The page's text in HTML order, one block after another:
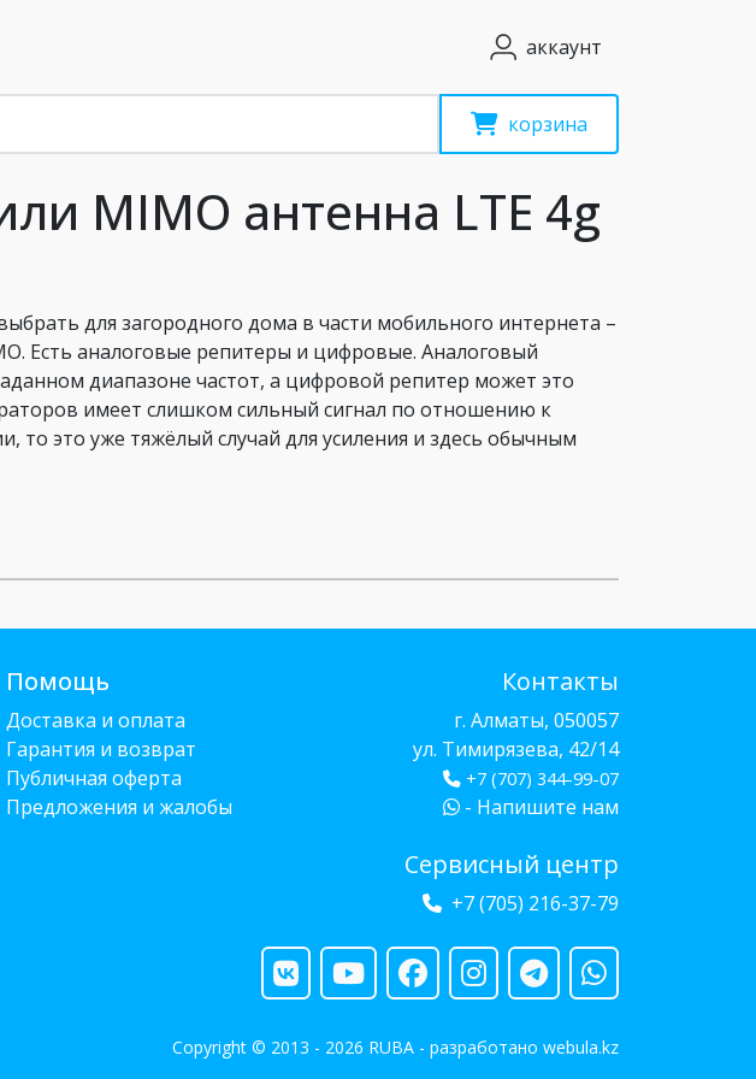
аккаунт
корзина
MIMO антенна LTE 4g
для загородного дома в части мобильного интернета –
Есть аналоговые репитеры и цифровые. Аналоговый
диапазоне частот, а цифровой репитер может это
имеет слишком сильный сигнал по отношению к
это уже тяжёлый случай для усиления и здесь обычным
Помощь
Доставка и оплата
Гарантия и возврат
Публичная оферта
Предложения и жалобы
Контакты
г. Алматы, 050057
ул. Тимирязева, 42/14
+7 (707) 344-99-07
- Напишите нам
Сервисный центр
+7 (705) 216-37-79
Copyright © 2013 - 2026 RUBA - разработано webula.kz